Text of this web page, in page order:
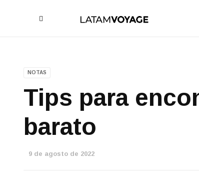
NOTAS
Tips para
barato
9 de agosto de 2022